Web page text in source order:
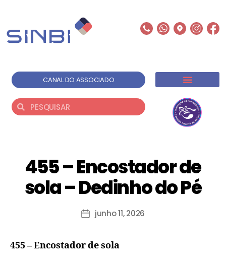
CANAL DO ASSOCIADO
455 – Encostador de
sola – Dedinho do Pé
junho 11, 2026
455 – Encostador de sola